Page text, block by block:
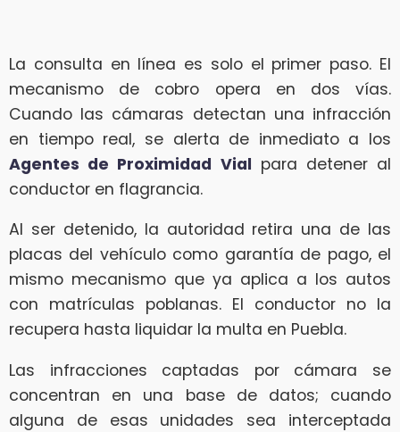
La consulta en línea es solo el primer paso. El
mecanismo de cobro opera en dos vías.
Cuando las cámaras detectan una infracción
en tiempo real, se alerta de inmediato a los
Agentes de Proximidad Vial para detener al
conductor en flagrancia.
Al ser detenido, la autoridad retira una de las
placas del vehículo como garantía de pago, el
mismo mecanismo que ya aplica a los autos
con matrículas poblanas. El conductor no la
recupera hasta liquidar la multa en Puebla.
Las infracciones captadas por cámara se
concentran en una base de datos; cuando
alguna de esas unidades sea interceptada